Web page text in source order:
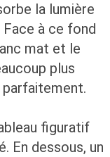
la lumière
à ce fond
mat et le
plus
figuratif
En dessous, un